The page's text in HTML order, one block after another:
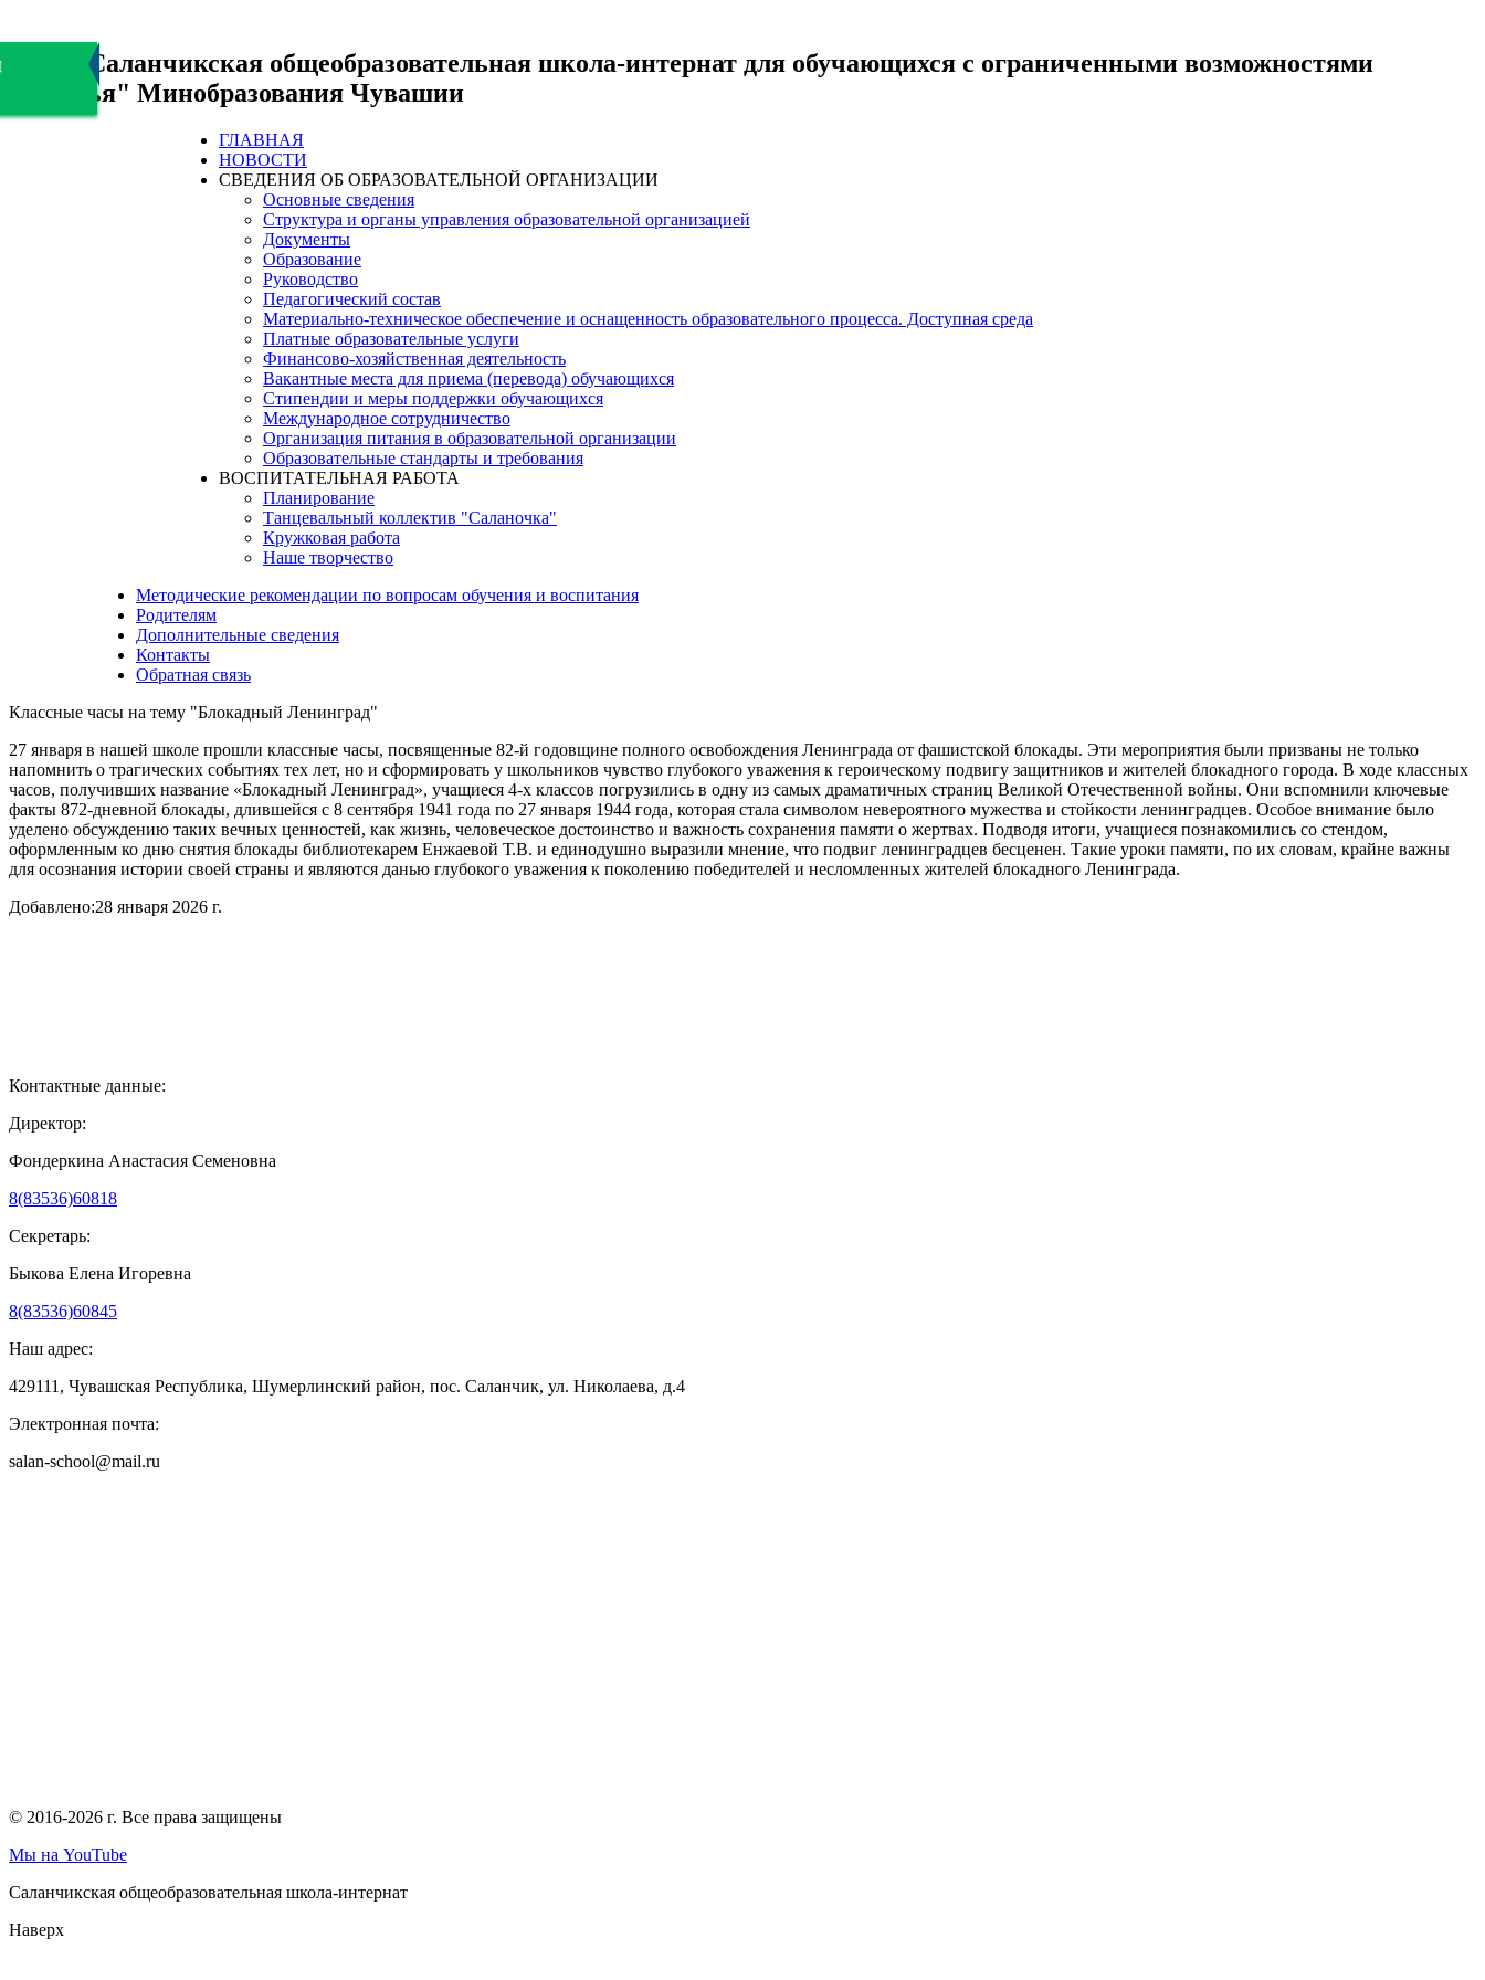
БОУ "Саланчикская общеобразовательная школа-интернат для обучающихся с ограниченными возможностями
здоровья" Минобразования Чувашии
ГЛАВНАЯ
НОВОСТИ
СВЕДЕНИЯ ОБ ОБРАЗОВАТЕЛЬНОЙ ОРГАНИЗАЦИИ
Основные сведения
Структура и органы управления образовательной организацией
Документы
Образование
Руководство
Педагогический состав
Материально-техническое обеспечение и оснащенность образовательного процесса. Доступная среда
Платные образовательные услуги
Финансово-хозяйственная деятельность
Вакантные места для приема (перевода) обучающихся
Стипендии и меры поддержки обучающихся
Международное сотрудничество
Организация питания в образовательной организации
Образовательные стандарты и требования
ВОСПИТАТЕЛЬНАЯ РАБОТА
Планирование
Танцевальный коллектив "Саланочка"
Кружковая работа
Наше творчество
Методические рекомендации по вопросам обучения и воспитания
Родителям
Дополнительные сведения
Контакты
Обратная связь
Классные часы на тему "Блокадный Ленинград"
27 января в нашей школе прошли классные часы, посвященные 82-й годовщине полного освобождения Ленинграда от фашистской блокады. Эти мероприятия были призваны не только
напомнить о трагических событиях тех лет, но и сформировать у школьников чувство глубокого уважения к героическому подвигу защитников и жителей блокадного города. В ходе классных
часов, получивших название «Блокадный Ленинград», учащиеся 4-х классов погрузились в одну из самых драматичных страниц Великой Отечественной войны. Они вспомнили ключевые
факты 872-дневной блокады, длившейся с 8 сентября 1941 года по 27 января 1944 года, которая стала символом невероятного мужества и стойкости ленинградцев. Особое внимание было
уделено обсуждению таких вечных ценностей, как жизнь, человеческое достоинство и важность сохранения памяти о жертвах. Подводя итоги, учащиеся познакомились со стендом,
оформленным ко дню снятия блокады библиотекарем Енжаевой Т.В. и единодушно выразили мнение, что подвиг ленинградцев бесценен. Такие уроки памяти, по их словам, крайне важны
для осознания истории своей страны и являются данью глубокого уважения к поколению победителей и несломленных жителей блокадного Ленинграда.
Добавлено:28 января 2026 г.
Контактные данные:
Директор:
Фондеркина Анастасия Семеновна
8(83536)60818
Секретарь:
Быкова Елена Игоревна
8(83536)60845
Наш адрес:
429111, Чувашская Республика, Шумерлинский район, пос. Саланчик, ул. Николаева, д.4
Электронная почта:
salan-school@mail.ru
© 2016-2026 г. Все права защищены
Мы на YouTube
Саланчикская общеобразовательная школа-интернат
Наверх